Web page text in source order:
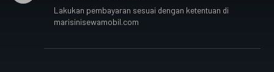
Lakukan pembayaran sesuai dengan ketentuan di
marisinisewamobil.com